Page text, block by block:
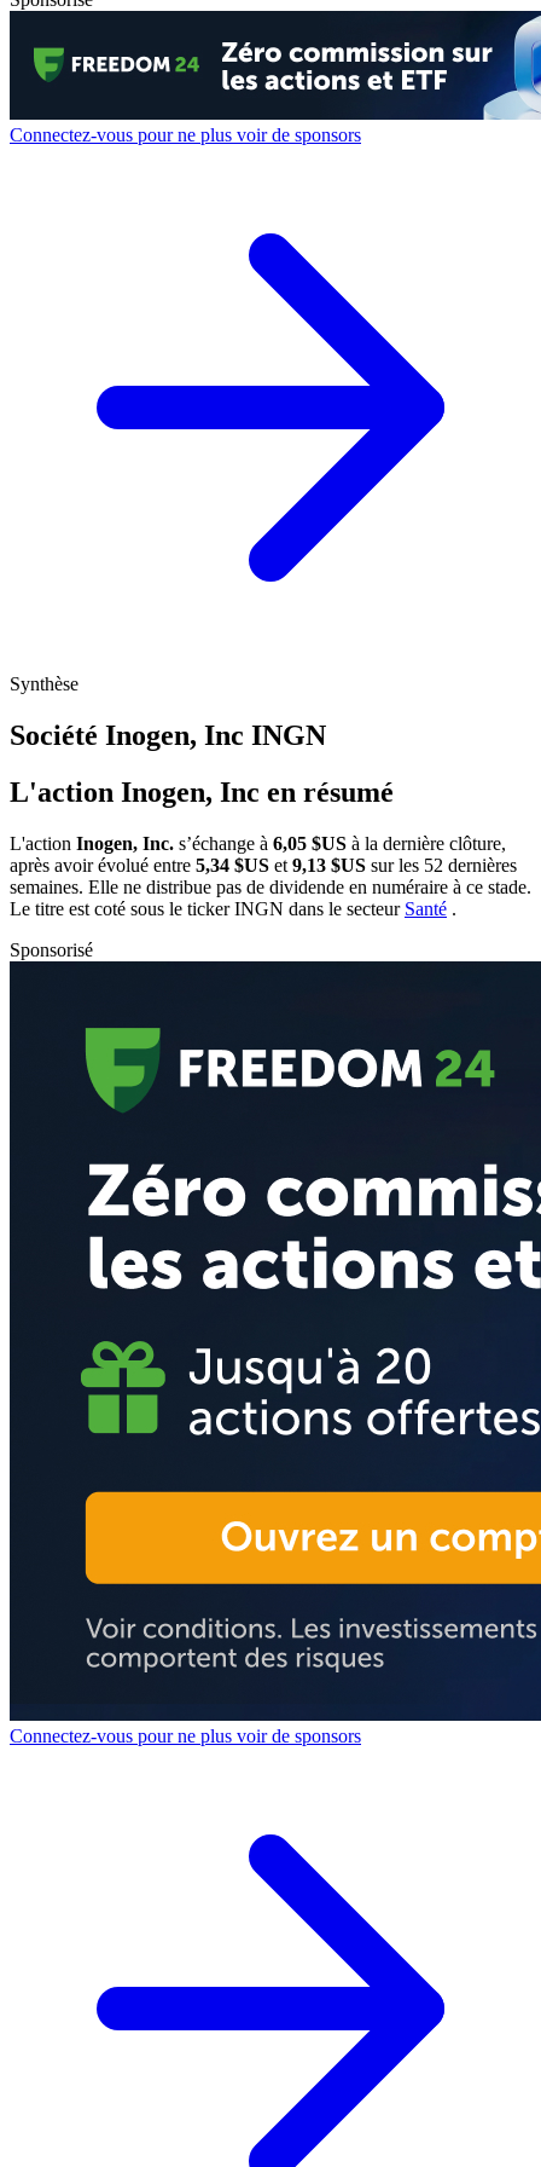
Connectez-vous pour ne plus voir de sponsors
Synthèse
Société Inogen, Inc INGN
L'action Inogen, Inc en résumé
L'action Inogen, Inc. s’échange à 6,05 $US à la dernière clôture,
après avoir évolué entre 5,34 $US et 9,13 $US sur les 52 dernières
semaines. Elle ne distribue pas de dividende en numéraire à ce stade.
Le titre est coté sous le tickerINGN dans le secteur Santé .
Sponsorisé
Connectez-vous pour ne plus voir de sponsors